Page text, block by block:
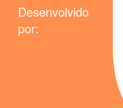
Desenvolvido
por: